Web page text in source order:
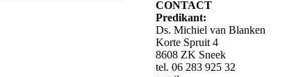
CONTACT
Predikant:
Ds. Michiel van Blanken
Korte Spruit 4
8608 ZK Sneek
tel. 06 283 925 32